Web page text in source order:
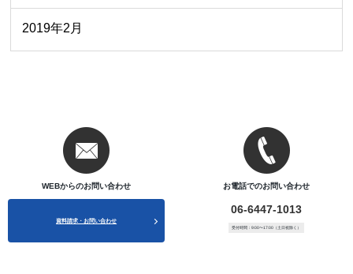
2019年2月
WEBからのお問い合わせ
資料請求・お問い合わせ
お電話でのお問い合わせ
06-6447-1013
受付時間：9:00〜17:00（土日祝除く）